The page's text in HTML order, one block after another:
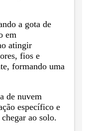
a gota de
em
atingir
fios e
formando uma
de nuvem
específico e
ao solo.